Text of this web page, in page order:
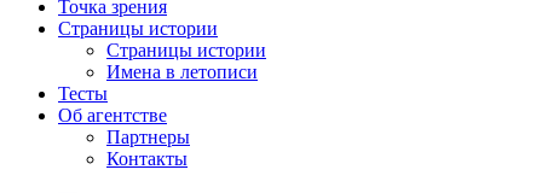
Точка зрения
Страницы истории
Страницы истории
Имена в летописи
Тесты
Об агентстве
Партнеры
Контакты